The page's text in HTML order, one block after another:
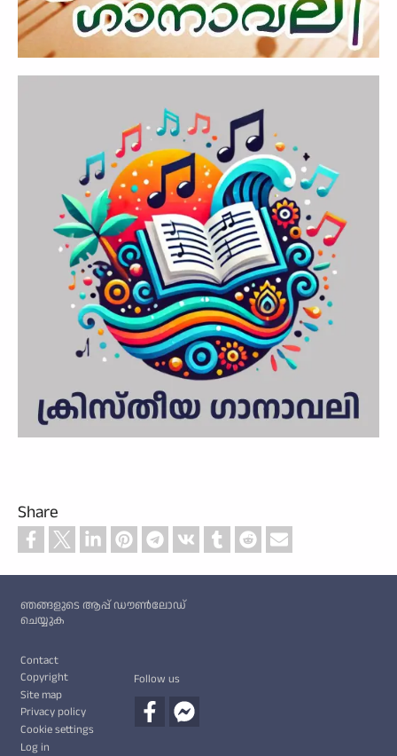
Share
ഞങ്ങളുടെ ആപ്പ് ഡൗൺലോഡ്
ചെയ്യുക
Contact
Copyright
Site map
Privacy policy
Cookie settings
Log in
Follow us